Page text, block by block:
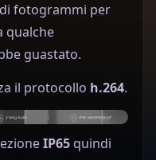
fotogrammi per
qualche
guastato.
il protocollo h.264.
IP65 quindi